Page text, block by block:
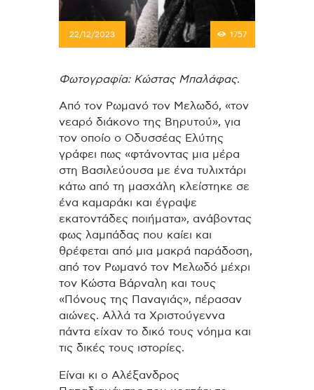
22/12/2023 1757
Φωτογραφία: Κώστας Μπαλάφας.
Από τον Ρωμανό τον Μελωδό, «τον
νεαρό διάκονο της Βηρυτού», για
τον οποίο ο Οδυσσέας Ελύτης
γράφει πως «φτάνοντας μια μέρα
στη Βασιλεύουσα με ένα τυλιχτάρι
κάτω από τη μασχάλη κλείστηκε σε
ένα καμαράκι και έγραψε
εκατοντάδες ποιήματα», ανάβοντας
φως λαμπάδας που καίει και
θρέφεται από μια μακρά παράδοση,
από τον Ρωμανό τον Μελωδό μέχρι
τον Κώστα Βάρναλη και τους
«Πόνους της Παναγιάς», πέρασαν
αιώνες. Αλλά τα Χριστούγεννα
πάντα είχαν το δικό τους νόημα και
τις δικές τους ιστορίες.
Είναι κι ο Αλέξανδρος